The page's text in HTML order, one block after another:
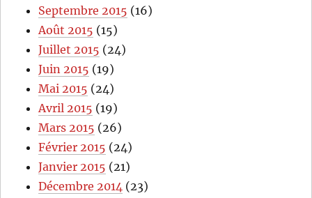
Septembre 2015 (16)
Août 2015 (15)
Juillet 2015 (24)
Juin 2015 (19)
Mai 2015 (24)
Avril 2015 (19)
Mars 2015 (26)
Février 2015 (24)
Janvier 2015 (21)
Décembre 2014 (23)